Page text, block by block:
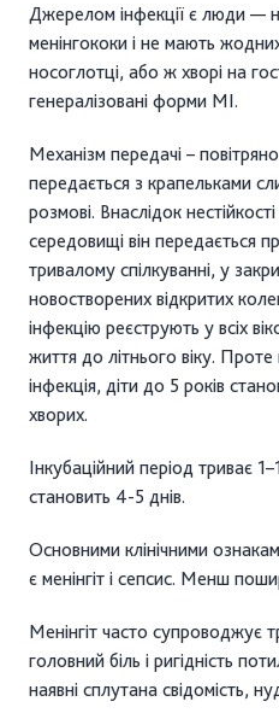
Джерелом інфекції є люди —
менінгококи і не мають
носоглотці, або ж хворі на
генералізовані форми МІ.
Механізм передачі –
передається з крапельками
розмові. Внаслідок
середовищі він передається
тривалому спілкуванні, у
новостворених відкритих
інфекцію реєструють у всіх
життя до літнього віку.
інфекція, діти до 5 років
хворих.
Інкубаційний період триває
становить 4-5 днів.
Основними клінічними
є менінгіт і сепсис. Менш
Менінгіт часто супроводжує
головний біль і ригідність
наявні сплутана свідомість,